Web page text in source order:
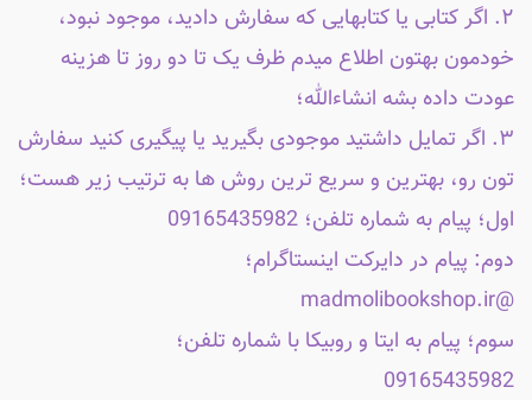
۲. اگر کتابی یا کتابهایی که سفارش دادید، موجود نبود،
خودمون بهتون اطلاع میدم ظرف یک تا دو روز تا هزینه
عودت داده بشه انشاءالله؛
۳. اگر تمایل داشتید موجودی بگیرید یا پیگیری کنید سفارش
تون رو، بهترین و سریع ترین روش ها به ترتیب زیر هست؛
اول؛ پیام به شماره تلفن؛ 09165435982
دوم: پیام در دایرکت اینستاگرام؛
@madmolibookshop.ir
سوم؛ پیام به ایتا و روبیکا با شماره تلفن؛
09165435982